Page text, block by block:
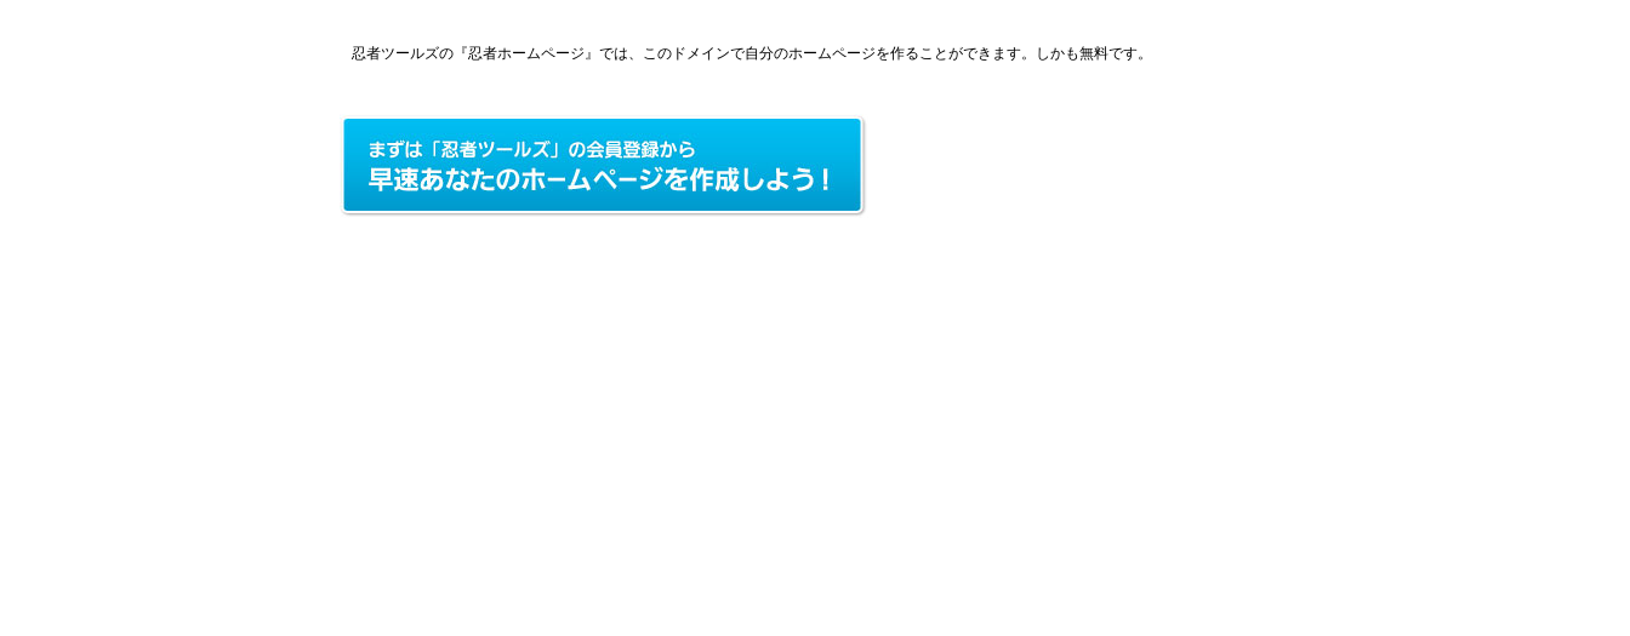
忍者ツールズの『忍者ホームページ』では、このドメインで自分のホームページを作ることができます。しかも無料です。